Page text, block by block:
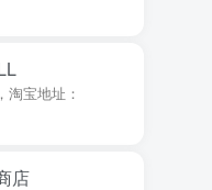
淘宝地址：
店